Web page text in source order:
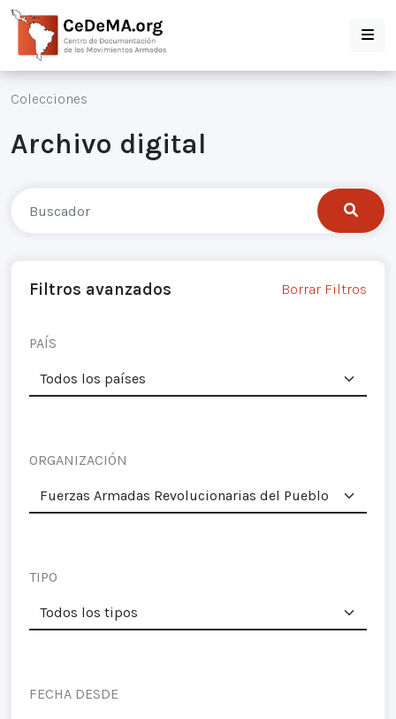
Colecciones
Archivo digital
Filtros avanzados Borrar Filtros
PAÍS
ORGANIZACIÓN
TIPO
FECHA DESDE